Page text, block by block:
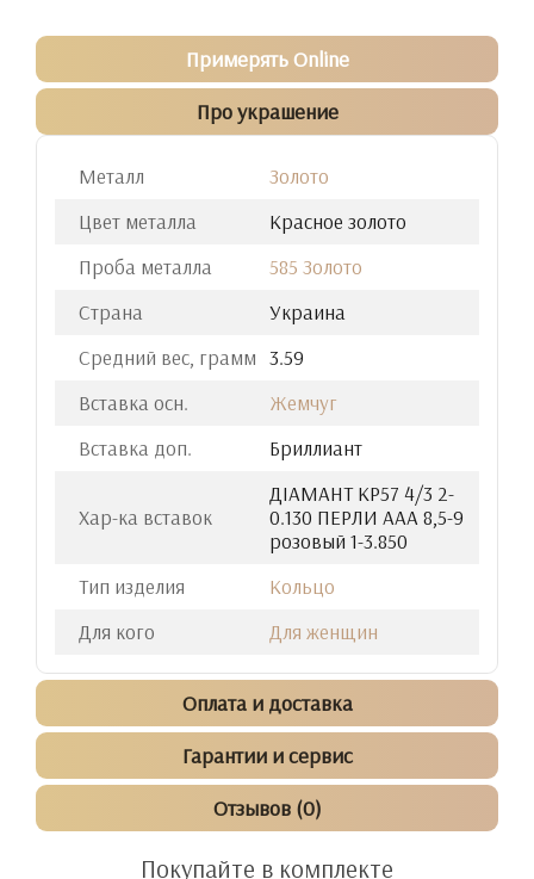
Примерять Online
Про украшение
Металл
Золото
Цвет металла
Красное золото
Проба металла
585 Золото
Страна
Украина
Средний вес, грамм 3.59
Вставка осн.
Жемчуг
Вставка доп.
Бриллиант
Хар-ка вставок
ДIАМАНТ КР57 4/3 2-
0.130 ПЕРЛИ ААА 8,5-9
розовый 1-3.850
Тип изделия
Кольцо
Для кого
Для женщин
Оплата и доставка
Гарантии и сервис
Отзывов (0)
Покупайте в комплекте